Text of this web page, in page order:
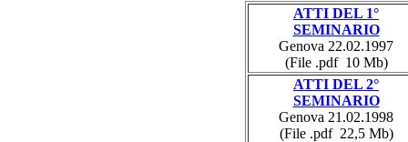
ATTI DEL 1°
SEMINARIO
Genova 22.02.1997
(File .pdf 10 Mb)
ATTI DEL 2°
SEMINARIO
Genova 21.02.1998
(File .pdf 22,5 Mb)